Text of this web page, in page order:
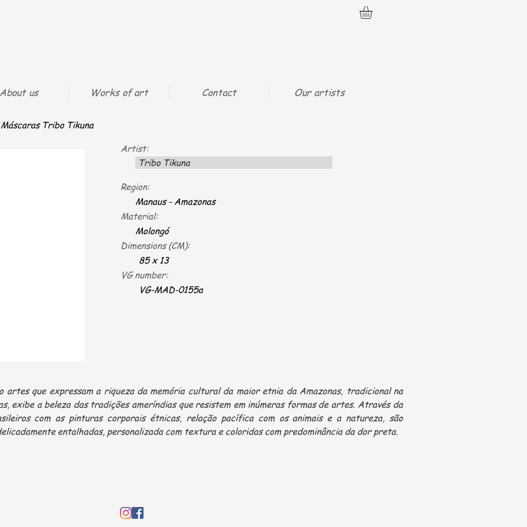
us Works of art Contact Our artists
Máscaras Tribo Tikuna
Artist:
Tribo Tikuna
Region:
Manaus - Amazonas
Material:
Molongó
Dimensions (CM):
85 x 13
VG number:
VG-MAD-0155a
artes que expressam a riqueza da memória cultural da maior etnia da Amazonas, tradicional na
exibe a beleza das tradições ameríndias que resistem em inúmeras formas de artes. Através da
com as pinturas corporais étnicas, relação pacífica com os animais e a natureza, são
entalhadas, personalizada com textura e coloridas com predominância da dor preta.